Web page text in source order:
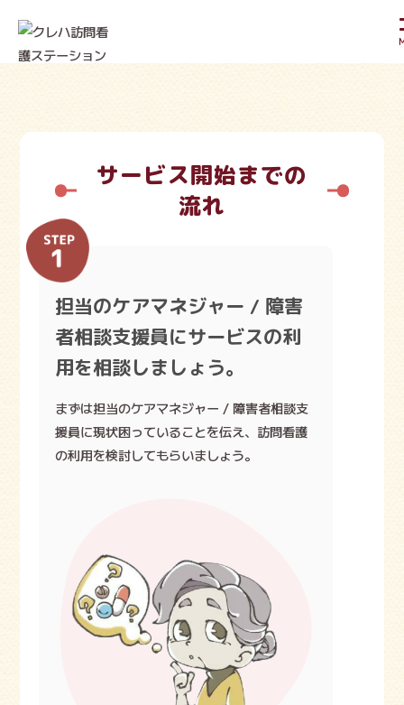
サービス開始までの
流れ
担当のケアマネジャー / 障害
者相談支援員にサービスの利
用を相談しましょう。
まずは担当のケアマネジャー / 障害者相談支
援員に現状困っていることを伝え、訪問看護
の利用を検討してもらいましょう。